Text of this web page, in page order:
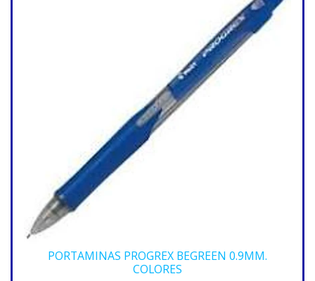
PORTAMINAS PROGREX BEGREEN 0.9MM.
COLORES